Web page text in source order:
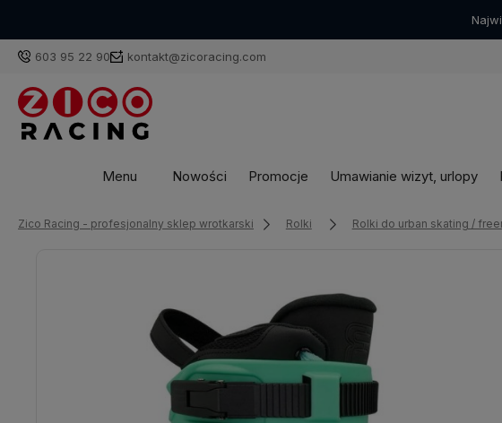
603 95 22 90 kontakt@zicoracing.com
Menu Nowości Promocje Umawianie wizyt, urlopy
Zico Racing - profesjonalny sklep wrotkarski Rolki Rolki do urban skating /